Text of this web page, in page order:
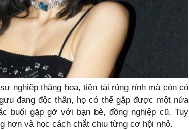
nghiệp thăng hoa, tiền tài rủng rỉnh mà còn có
đang độc thân, họ có thể gặp được một nửa
buổi gặp gỡ với bạn bè, đồng nghiệp cũ. Tuy
hơn và học cách chắt chiu từng cơ hội nhỏ.